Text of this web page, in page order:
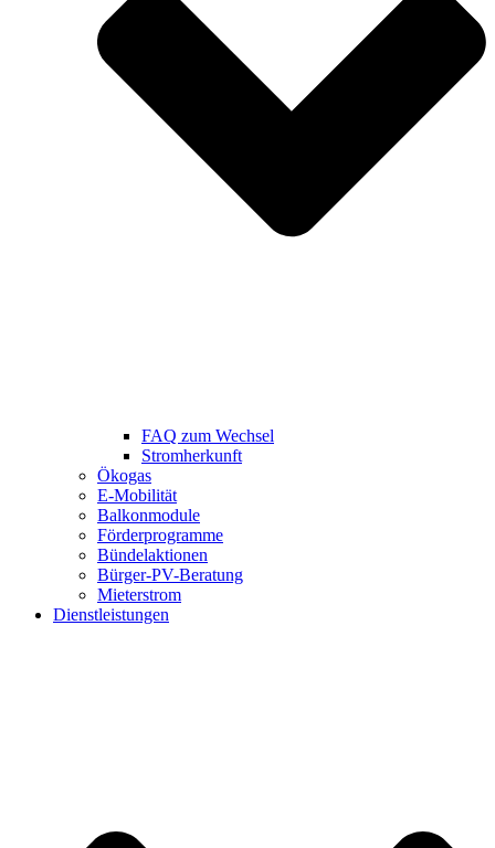
FAQ zum Wechsel
Stromherkunft
Ökogas
E-Mobilität
Balkonmodule
Förderprogramme
Bündelaktionen
Bürger-PV-Beratung
Mieterstrom
Dienstleistungen